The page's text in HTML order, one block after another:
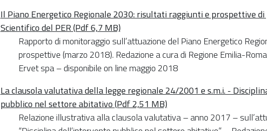
Il Piano Energetico Regionale 2030: risultati raggiunti e prospettive di
Scientifico del PER (Pdf 6,7 MB)
Rapporto di monitoraggio sull’attuazione del Piano Energetico
prospettive (marzo 2018). Redazione a cura di Regione Emilia-
Ervet spa – disponibile on line maggio 2018
La clausola valutativa della legge regionale 24/2001 e s.m.i. -
pubblico nel settore abitativo (Pdf 2,51 MB)
Relazione illustrativa alla clausola valutativa – anno 2017 –